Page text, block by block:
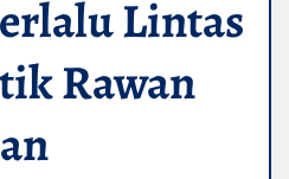
Lintas
Rawan